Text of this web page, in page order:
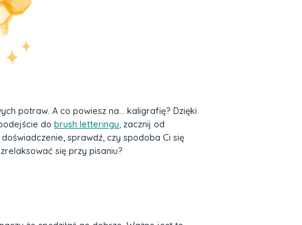
potraw. A co powiesz na… kaligrafię? Dzięki
do brush letteringu, zacznij od
sprawdź, czy spodoba Ci się
się przy pisaniu?